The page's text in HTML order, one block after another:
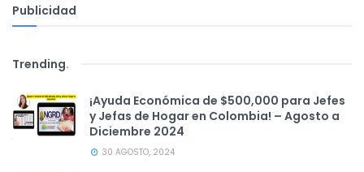
Publicidad
Trending.
¡Ayuda Económica de $500,000 para Jefes
y Jefas de Hogar en Colombia! – Agosto a
Diciembre 2024
30 AGOSTO, 2024